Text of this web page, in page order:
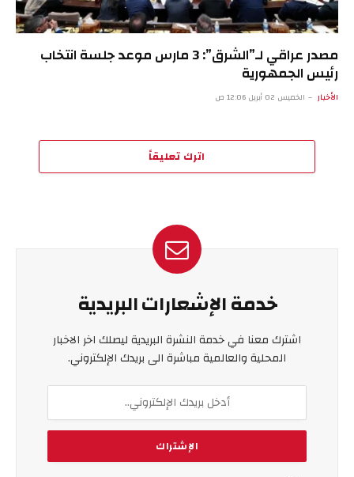
مصدر عراقي لـ”الشرق”: 3 مارس موعد جلسة انتخاب
رئيس الجمهورية
الأخبار الخميس 02 أبريل 12:06 ص
اترك تعليقاً
خدمة الإشعارات البريدية
اشترك معنا في خدمة النشرة البريدية ليصلك اخر الاخبار
المحلية والعالمية مباشرة الى بريدك الإلكتروني.